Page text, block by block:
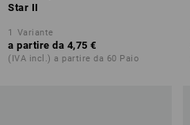
Star II
1 Variante
a partire da 4,75 €
(IVA incl.) a partire da 60 Paio